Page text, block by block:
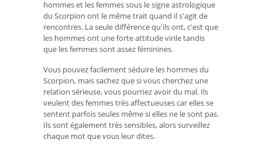
hommes et les femmes sous le signe astrologique
du Scorpion ont le même trait quand il s'agit de
rencontres. La seule différence qu'ils ont, c'est que
les hommes ont une forte attitude virile tandis
que les femmes sont assez féminines.
Vous pouvez facilement séduire les hommes du
Scorpion, mais sachez que si vous cherchez une
relation sérieuse, vous pourriez avoir du mal. Ils
veulent des femmes très affectueuses car elles se
sentent parfois seules même si elles ne le sont pas.
Ils sont également très sensibles, alors surveillez
chaque mot que vous leur dites.